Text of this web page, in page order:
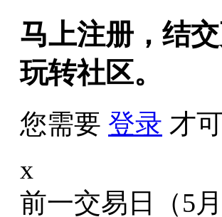
马上注册，结
玩转社区。
您需要 登录 才
x
前一交易日（5